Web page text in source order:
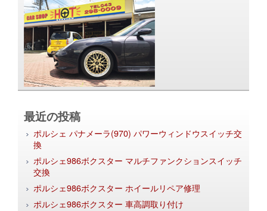
最近の投稿
ポルシェ パナメーラ(970) パワーウィンドウスイッチ交
換
ポルシェ986ボクスター マルチファンクションスイッチ
交換
ポルシェ986ボクスター ホイールリペア修理
ポルシェ986ボクスター 車高調取り付け